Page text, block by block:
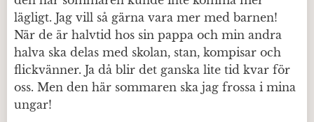
lägligt. Jag vill så gärna vara mer med barnen!
När de är halvtid hos sin pappa och min andra
halva ska delas med skolan, stan, kompisar och
flickvänner. Ja då blir det ganska lite tid kvar för
oss. Men den här sommaren ska jag frossa i mina
ungar!